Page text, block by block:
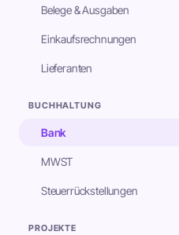
Belege & Ausgaben
Einkaufsrechnungen
Lieferanten
BUCHHALTUNG
Bank
MWST
Steuerrückstellungen
PROJEKTE